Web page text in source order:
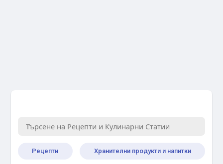
Рецепти Хранителни продукти и напитки